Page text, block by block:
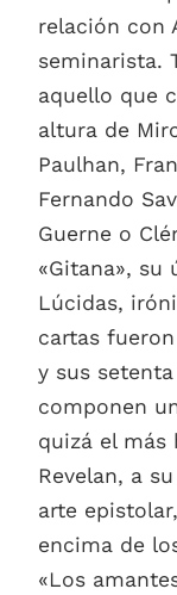
relación con
seminarista.
aquello que
altura de
Paulhan,
Fernando
Guerne o
«Gitana»,
Lúcidas,
cartas
y sus
componen
quizá el más
Revelan, a
arte
encima de
«Los